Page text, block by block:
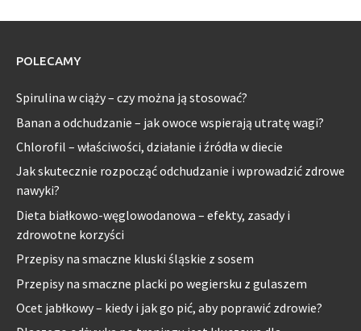
POLECAMY
Spirulina w ciąży – czy można ją stosować?
Banan a odchudzanie – jak owoce wspierają utratę wagi?
Chlorofil – właściwości, działanie i źródła w diecie
Jak skutecznie rozpocząć odchudzanie i wprowadzić zdrowe
nawyki?
Dieta białkowo-węglowodanowa – efekty, zasady i
zdrowotne korzyści
Przepisy na smaczne kluski śląskie z sosem
Przepisy na smaczne placki po wegiersku z gulaszem
Ocet jabłkowy – kiedy i jak go pić, aby poprawić zdrowie?